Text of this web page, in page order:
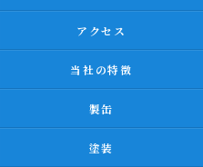
アクセス
当社の特徴
製缶
塗装